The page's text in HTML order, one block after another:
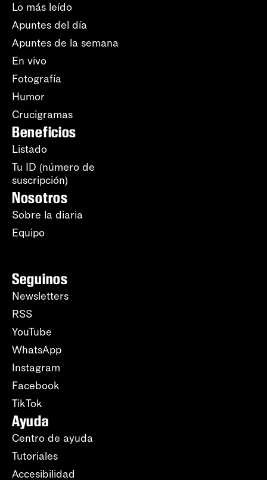
Lo más leído
Apuntes del día
Apuntes de la semana
En vivo
Fotografía
Humor
Crucigramas
Beneficios
Listado
Tu ID (número de
suscripción)
Nosotros
Sobre la diaria
Equipo
Seguinos
Newsletters
RSS
YouTube
WhatsApp
Instagram
Facebook
TikTok
Ayuda
Centro de ayuda
Tutoriales
Accesibilidad